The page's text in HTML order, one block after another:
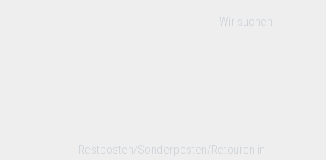
Wir suchen
Restposten/Sonderposten/Retouren in